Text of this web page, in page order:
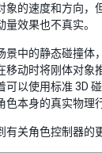
象的速度和方向，
效果也不真实。
景中的静态碰撞体
移动时将刚体对象
可以使用标准 3D
本身的真实物理
有关角色控制器的